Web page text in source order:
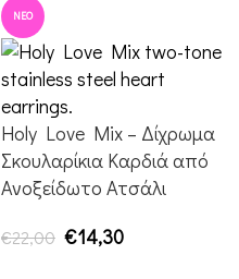
ΝΈΟ
Holy Love Mix – Δίχρωμα
Σκουλαρίκια Καρδιά από
Ανοξείδωτο Ατσάλι
€22,00 €14,30